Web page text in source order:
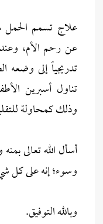
علاج تسمم الحمل
عن رحم الأم،
تدريجياً إلى وضعه
وذلك كمحاولة
أسأل الله تعالى
وسوء؛ إنه على كل
وبالله التوفيق.